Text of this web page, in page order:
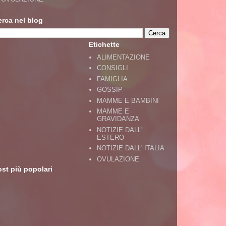
nel blog
Etichette
ALIMENTAZIONE
CONSIGLI
FAMIGLIA
GOSSIP
MAMME E BAMBINI
MAMME E
GRAVIDANZA
NOTIZIE DALL'
ESTERO
NOTIZIE DALL' ITALIA
OVULAZIONE
più popolari